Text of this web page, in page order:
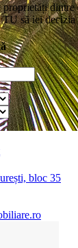
dintre
să iei decizia
bloc 35